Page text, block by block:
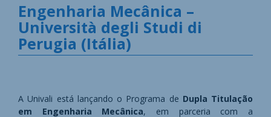
Engenharia Mecânica –
Università degli Studi di
Perugia (Itália)
A Univali está lançando o Programa de Dupla Titulação
em Engenharia Mecânica, em parceria com a